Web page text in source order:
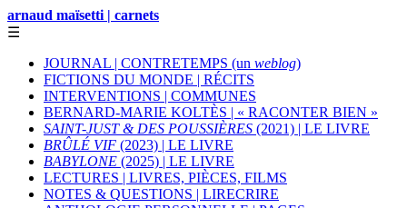
arnaud maïsetti | carnets
☰
JOURNAL | CONTRETEMPS (un weblog)
FICTIONS DU MONDE | RÉCITS
INTERVENTIONS | COMMUNES
BERNARD-MARIE KOLTÈS | « RACONTER BIEN »
SAINT-JUST & DES POUSSIÈRES (2021) | LE LIVRE
BRÛLÉ VIF (2023) | LE LIVRE
BABYLONE (2025) | LE LIVRE
LECTURES | LIVRES, PIÈCES, FILMS
NOTES & QUESTIONS | LIRECRIRE